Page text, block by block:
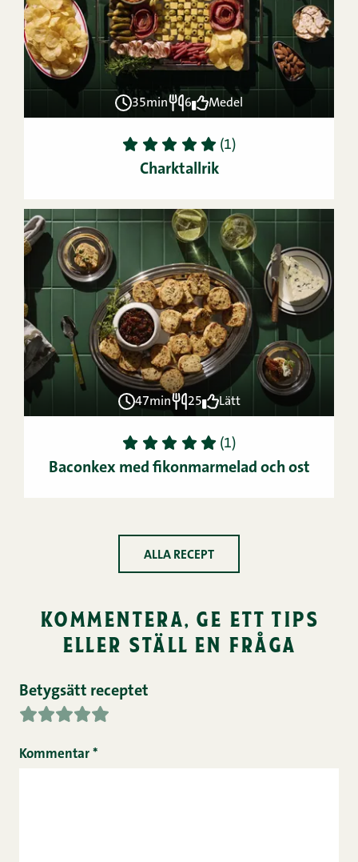
35min 6 Medel
1 2 3 4 5 (1)
Charktallrik
47min 25 Lätt
1 2 3 4 5 (1)
Baconkex med fikonmarmelad och ost
ALLA RECEPT
kommentera, ge ett tips
eller ställ en fråga
Betygsätt receptet
Kommentar *